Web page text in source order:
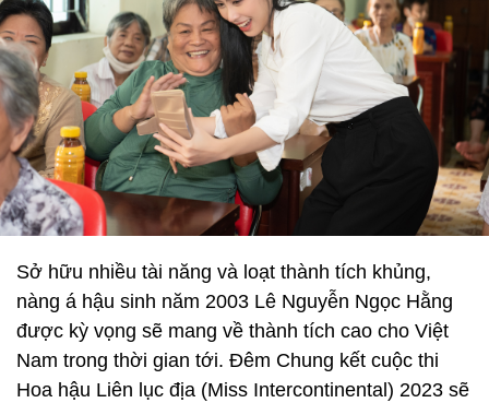
Sở hữu nhiều tài năng và loạt thành tích khủng,
nàng á hậu sinh năm 2003 Lê Nguyễn Ngọc Hằng
được kỳ vọng sẽ mang về thành tích cao cho Việt
Nam trong thời gian tới. Đêm Chung kết cuộc thi
Hoa hậu Liên lục địa (Miss Intercontinental) 2023 sẽ